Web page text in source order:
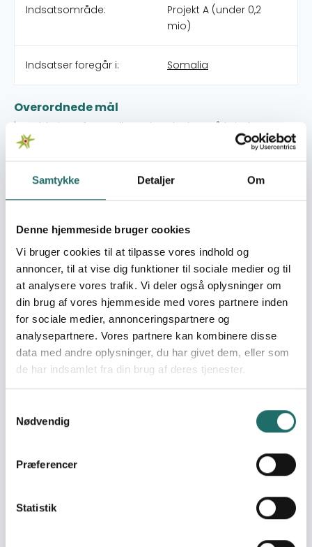
Samtykke Detaljer Om
Denne hjemmeside bruger cookies
Vi bruger cookies til at tilpasse vores indhold og
annoncer, til at vise dig funktioner til sociale medier og til
at analysere vores trafik. Vi deler også oplysninger om
din brug af vores hjemmeside med vores partnere inden
for sociale medier, annonceringspartnere og
analysepartnere. Vores partnere kan kombinere disse
data med andre oplysninger, du har givet dem, eller som
de har indsamlet fra din brug af deres tjenester.
Nødvendig
Præferencer
Statistik
Indsatsområde:
Projekt A (under 0,2
mio)
Indsatser foregår i: Somalia
Overordnede mål
'- Etablering af en radiostation der kan nå kvinder over
hele Somalia og er produceret af kvinder fra SWA. -
Skabe et talerør for kvinder og styrke deres position I
samfundet.
Umiddelbare mål
serie af intense workshops. Deltagerne i disse workshops
vil arbejde i den nyetablerede radiostation igennem SWA
eller bruge deres nye færdigheder til at udtrykke sig I
andre medier.
Målgrupper
Somaliske kvinder bosat i Somalia mellem 18-50 år. Det
er kvinder fra alle samfundslag med interesse for medier
og mediekommunikation der kan deltage.
Resume
bæredygtig og omkostningslet radiokapacitet hos SWA,
for at distribuere nyheder og temaprogrammer til
lokalbefolkningen via kortbølgesender. Projektet skal
radioproduktion med undervisning journalistik, sikkerhed
i arbejdet som journalist og radioproduktion. En række
seminarer om temaer som ytringsfrihed, kvinders